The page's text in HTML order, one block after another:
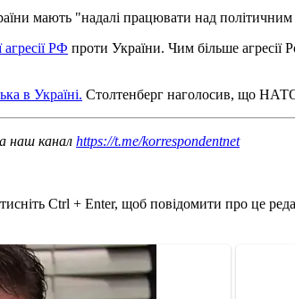
мають "надалі працювати над
РФ проти України. Чим більше агресії
в Україні. Столтенберг наголосив, що НАТО
наш канал https://t.me/korrespondentnet
Ctrl + Enter, щоб повідомити про це